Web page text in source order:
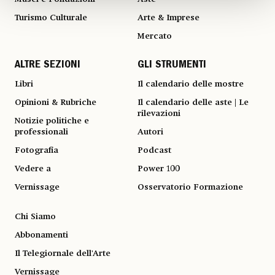
Turismo Culturale Arte & Imprese
Mercato
ALTRE SEZIONI
Libri
Opinioni & Rubriche
Notizie politiche e
professionali
Fotografia
Vedere a
Vernissage
GLI STRUMENTI
Il calendario delle mostre
Il calendario delle aste | Le
rilevazioni
Autori
Podcast
Power 100
Osservatorio Formazione
Chi Siamo
Abbonamenti
Il Telegiornale dell'Arte
Vernissage